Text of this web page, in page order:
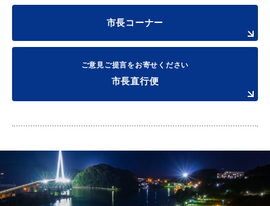
市長コーナー
ご意見ご提言をお寄せください
市長直行便